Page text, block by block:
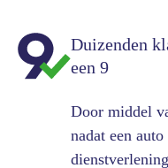
Duizenden
een 9
Door middel
nadat een